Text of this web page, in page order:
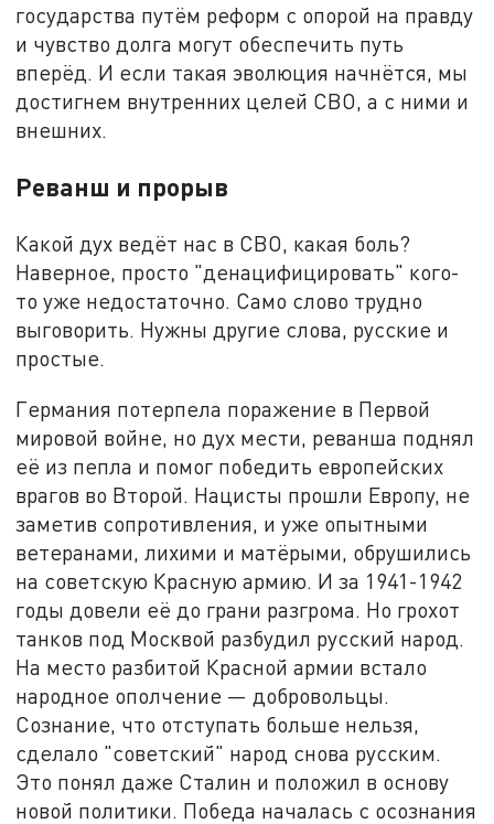
государства путём реформ с опорой на правду
и чувство долга могут обеспечить путь
вперёд. И если такая эволюция начнётся, мы
достигнем внутренних целей СВО, а с ними и
внешних.
Реванш и прорыв
Какой дух ведёт нас в СВО, какая боль?
Наверное, просто "денацифицировать" кого-
то уже недостаточно. Само слово трудно
выговорить. Нужны другие слова, русские и
простые.
Германия потерпела поражение в Первой
мировой войне, но дух мести, реванша поднял
её из пепла и помог победить европейских
врагов во Второй. Нацисты прошли Европу, не
заметив сопротивления, и уже опытными
ветеранами, лихими и матёрыми, обрушились
на советскую Красную армию. И за 1941-1942
годы довели её до грани разгрома. Но грохот
танков под Москвой разбудил русский народ.
На место разбитой Красной армии встало
народное ополчение — добровольцы.
Сознание, что отступать больше нельзя,
сделало "советский" народ снова русским.
Это понял даже Сталин и положил в основу
новой политики. Победа началась с осознания